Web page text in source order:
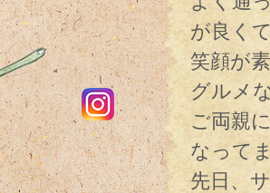
が良く
笑顔が
グルメ
ご両親
なって
先日、